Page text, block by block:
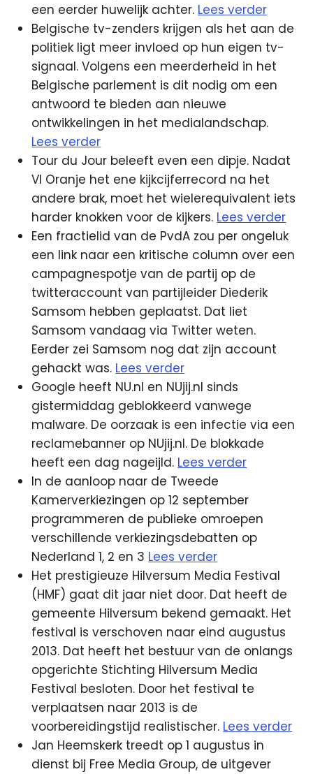
een eerder huwelijk achter. Lees verder
Belgische tv-zenders krijgen als het aan de
politiek ligt meer invloed op hun eigen tv-
signaal. Volgens een meerderheid in het
Belgische parlement is dit nodig om een
antwoord te bieden aan nieuwe
ontwikkelingen in het medialandschap.
Lees verder
Tour du Jour beleeft even een dipje. Nadat
VI Oranje het ene kijkcijferrecord na het
andere brak, moet het wielerequivalent iets
harder knokken voor de kijkers. Lees verder
Een fractielid van de PvdA zou per ongeluk
een link naar een kritische column over een
campagnespotje van de partij op de
twitteraccount van partijleider Diederik
Samsom hebben geplaatst. Dat liet
Samsom vandaag via Twitter weten.
Eerder zei Samsom nog dat zijn account
gehackt was. Lees verder
Google heeft NU.nl en NUjij.nl sinds
gistermiddag geblokkeerd vanwege
malware. De oorzaak is een infectie via een
reclamebanner op NUjij.nl. De blokkade
heeft een dag nageijld. Lees verder
In de aanloop naar de Tweede
Kamerverkiezingen op 12 september
programmeren de publieke omroepen
verschillende verkiezingsdebatten op
Nederland 1, 2 en 3 Lees verder
Het prestigieuze Hilversum Media Festival
(HMF) gaat dit jaar niet door. Dat heeft de
gemeente Hilversum bekend gemaakt. Het
festival is verschoven naar eind augustus
2013. Dat heeft het bestuur van de onlangs
opgerichte Stichting Hilversum Media
Festival besloten. Door het festival te
verplaatsen naar 2013 is de
voorbereidingstijd realistischer. Lees verder
Jan Heemskerk treedt op 1 augustus in
dienst bij Free Media Group, de uitgever